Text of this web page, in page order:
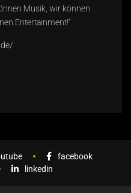
Musik, wir können
Entertainment!”
facebook
linkedin